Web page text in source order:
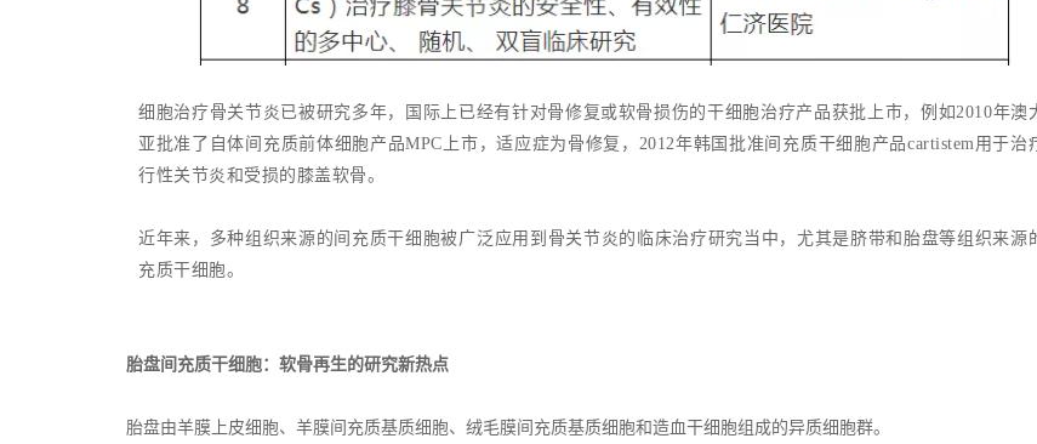
细胞治疗骨关节炎已被研究多年，国际上已经有针对骨修复或软骨损伤的干细胞治疗产品获批上市，例如2010年澳
亚批准了自体间充质前体细胞产品MPC上市，适应症为骨修复，2012年韩国批准间充质干细胞产品cartistem用于治
行性关节炎和受损的膝盖软骨。
近年来，多种组织来源的间充质干细胞被广泛应用到骨关节炎的临床治疗研究当中，尤其是脐带和胎盘等组织来源
充质干细胞。
胎盘间充质干细胞：软骨再生的研究新热点
胎盘由羊膜上皮细胞、羊膜间充质基质细胞、绒毛膜间充质基质细胞和造血干细胞组成的异质细胞群。